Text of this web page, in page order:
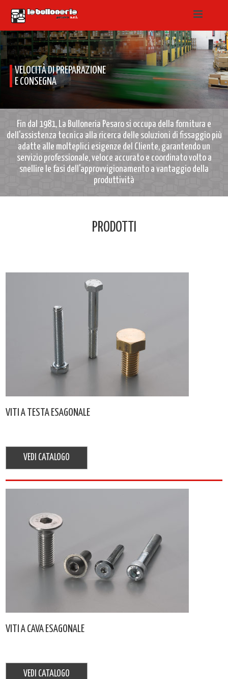
VELOCITÀ DI PREPARAZIONE
E CONSEGNA
Fin dal 1981, La Bulloneria Pesaro si occupa della fornitura e
dell'assistenza tecnica alla ricerca delle soluzioni di fissaggio più
adatte alle molteplici esigenze del Cliente, garantendo un
servizio professionale, veloce accurato e coordinato volto a
snellire le fasi dell'approvvigionamento a vantaggio della
produttività
PRODOTTI
VITI A TESTA ESAGONALE
VEDI CATALOGO
VITI A CAVA ESAGONALE
VEDI CATALOGO